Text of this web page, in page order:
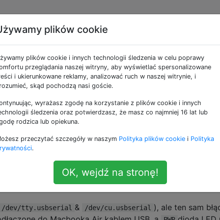
Nano powoduje
(): programista nie
ATmega328
błąd
is not responding
/dev/tty.usbserial & /dev/cu.usbserial ), ale ten sam
plików cookie
plików cookie i innych technologii śledzenia w celu poprawy
przeglądania naszej witryny, aby wyświetlać spersonalizowane
i ukierunkowane reklamy, analizować ruch w naszej witrynie, i
skąd pochodzą nasi goście.
wyrażasz zgodę na korzystanie z plików cookie i innych
śledzenia oraz potwierdzasz, że masz co najmniej 16 lat lub
rodzica lub opiekuna.
przeczytać szczegóły w naszym Polityka plików cookie i Polityka
.
OK, wejdź na stronę!